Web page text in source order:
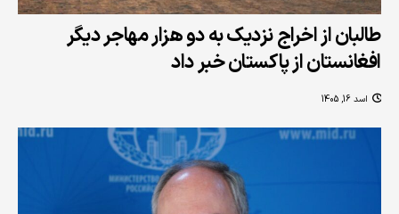
طالبان از اخراج نزدیک به دو هزار مهاجر دیگر
افغانستان از پاکستان خبر داد
اسد 16, 1405